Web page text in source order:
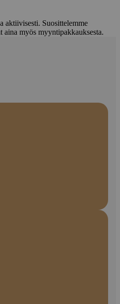
aktiivisesti. Suosittelemme
aina myös myyntipakkauksesta.